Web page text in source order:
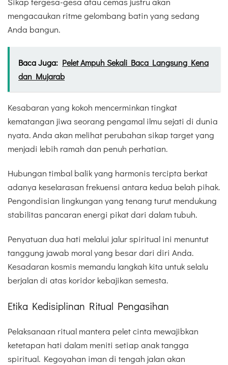
mengacaukan ritme gelombang batin yang sedang
Anda bangun.
Baca Juga: Pelet Ampuh Sekali Baca Langsung Kena
dan Mujarab
Kesabaran yang kokoh mencerminkan tingkat
kematangan jiwa seorang pengamal ilmu sejati di dunia
nyata. Anda akan melihat perubahan sikap target yang
menjadi lebih ramah dan penuh perhatian.
Hubungan timbal balik yang harmonis tercipta berkat
adanya keselarasan frekuensi antara kedua belah pihak.
Pengondisian lingkungan yang tenang turut mendukung
stabilitas pancaran energi pikat dari dalam tubuh.
Penyatuan dua hati melalui jalur spiritual ini menuntut
tanggung jawab moral yang besar dari diri Anda.
Kesadaran kosmis memandu langkah kita untuk selalu
berjalan di atas koridor kebajikan semesta.
Etika Kedisiplinan Ritual Pengasihan
Pelaksanaan ritual mantera pelet cinta mewajibkan
ketetapan hati dalam meniti setiap anak tangga
spiritual. Kegoyahan iman di tengah jalan akan